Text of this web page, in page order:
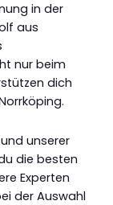
in der
aus
nur beim
dich
unserer
die besten
Experten
der Auswahl